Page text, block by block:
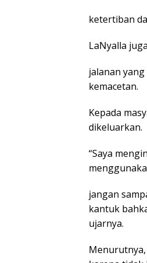
ketertiban
LaNyalla
jalanan
kemacetan.
Kepada
dikeluarkan.
“Saya
jangan
kantuk
ujarnya.